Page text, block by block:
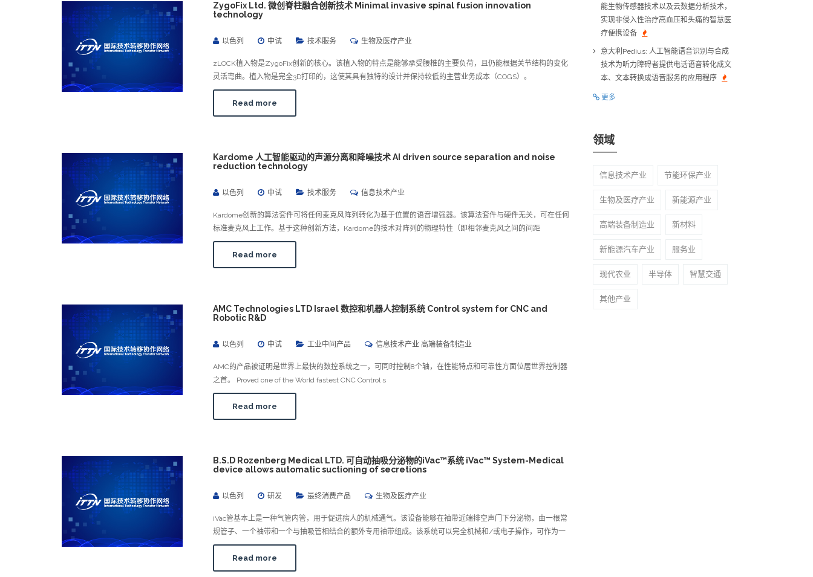
ZygoFix Ltd. 微创脊柱融合创新技术 Minimal invasive spinal fusion innovation
technology
以色列 中试 技术服务 生物及医疗产业
zLOCK植入物是ZygoFix创新的核心。该植入物的特点是能够承受腰椎的主要负荷，且仍能根据关节结构的变化
灵活弯曲。植入物是完全3D打印的，这使其具有独特的设计并保持较低的主营业务成本（COGS）。
Read more
Kardome 人工智能驱动的声源分离和降噪技术 AI driven source separation and noise
reduction technology
以色列 中试 技术服务 信息技术产业
Kardome创新的算法套件可将任何麦克风阵列转化为基于位置的语音增强器。该算法套件与硬件无关，可在任何
标准麦克风上工作。基于这种创新方法，Kardome的技术对阵列的物理特性（即相邻麦克风之间的间距
Read more
AMC Technologies LTD Israel 数控和机器人控制系统 Control system for CNC and
Robotic R&D
以色列 中试 工业中间产品 信息技术产业 高端装备制造业
AMC的产品被证明是世界上最快的数控系统之一，可同时控制8个轴，在性能特点和可靠性方面位居世界控制器
之首。 Proved one of the World fastest CNC Control s
Read more
B.S.D Rozenberg Medical LTD. 可自动抽吸分泌物的iVac™系统 iVac™ System-Medical
device allows automatic suctioning of secretions
以色列 研发 最终消费产品 生物及医疗产业
iVac管基本上是一种气管内管，用于促进病人的机械通气。该设备能够在袖带近端排空声门下分泌物，由一根常
规管子、一个袖带和一个与抽吸管相结合的额外专用袖带组成。该系统可以完全机械和/或电子操作，可作为一
Read more
能生物传感器技术以及云数据分析技术，
实现非侵入性治疗高血压和头痛的智慧医
疗便携设备
意大利Pedius: 人工智能语音识别与合成
技术为听力障碍者提供电话语音转化成文
本、文本转换成语音服务的应用程序
更多
领域
信息技术产业 节能环保产业
生物及医疗产业 新能源产业
高端装备制造业 新材料
新能源汽车产业 服务业
现代农业 半导体 智慧交通
其他产业